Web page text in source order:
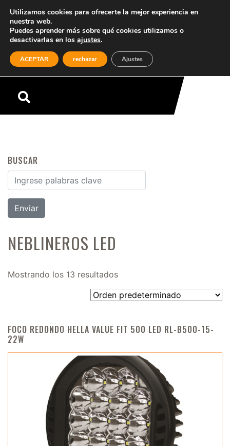
Menú
BUSCAR
Buscar por:
NEBLINEROS LED
Mostrando los 13 resultados
FOCO REDONDO HELLA VALUE FIT 500 LED RL-B500-15-
22W
Utilizamos cookies para ofrecerte la mejor experiencia en
nuestra web.
Puedes aprender más sobre qué cookies utilizamos o
desactivarlas en los ajustes.
ACEPTAR rechazar Ajustes